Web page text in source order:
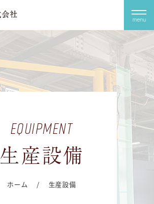
menu
equipment
生産設備
ホーム / 生産設備